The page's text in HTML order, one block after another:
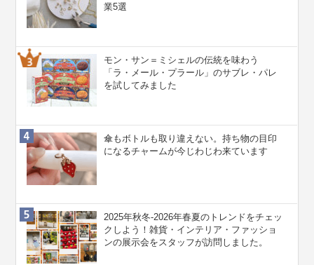
業5選
モン・サン＝ミシェルの伝統を味わう
「ラ・メール・プラール」のサブレ・パレ
を試してみました
傘もボトルも取り違えない。持ち物の目印
になるチャームが今じわじわ来ています
2025年秋冬-2026年春夏のトレンドをチェッ
クしよう！雑貨・インテリア・ファッショ
ンの展示会をスタッフが訪問しました。